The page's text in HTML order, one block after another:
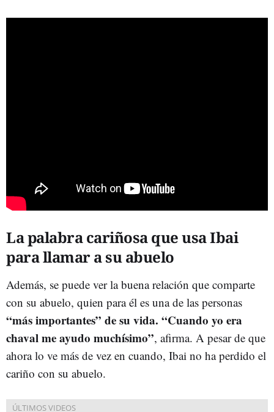
La palabra cariñosa que usa Ibai
para llamar a su abuelo
Además, se puede ver la buena relación que comparte
con su abuelo, quien para él es una de las personas
“más importantes” de su vida. “Cuando yo era
chaval me ayudo muchísimo”, afirma. A pesar de que
ahora lo ve más de vez en cuando, Ibai no ha perdido el
cariño con su abuelo.